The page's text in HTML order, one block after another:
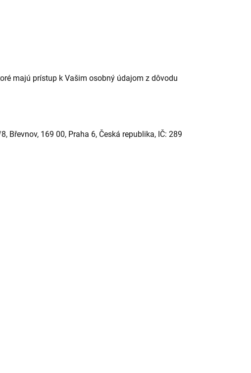
majú prístup k Vašim osobný údajom z dôvodu
169 00, Praha 6, Česká republika, IČ: 289